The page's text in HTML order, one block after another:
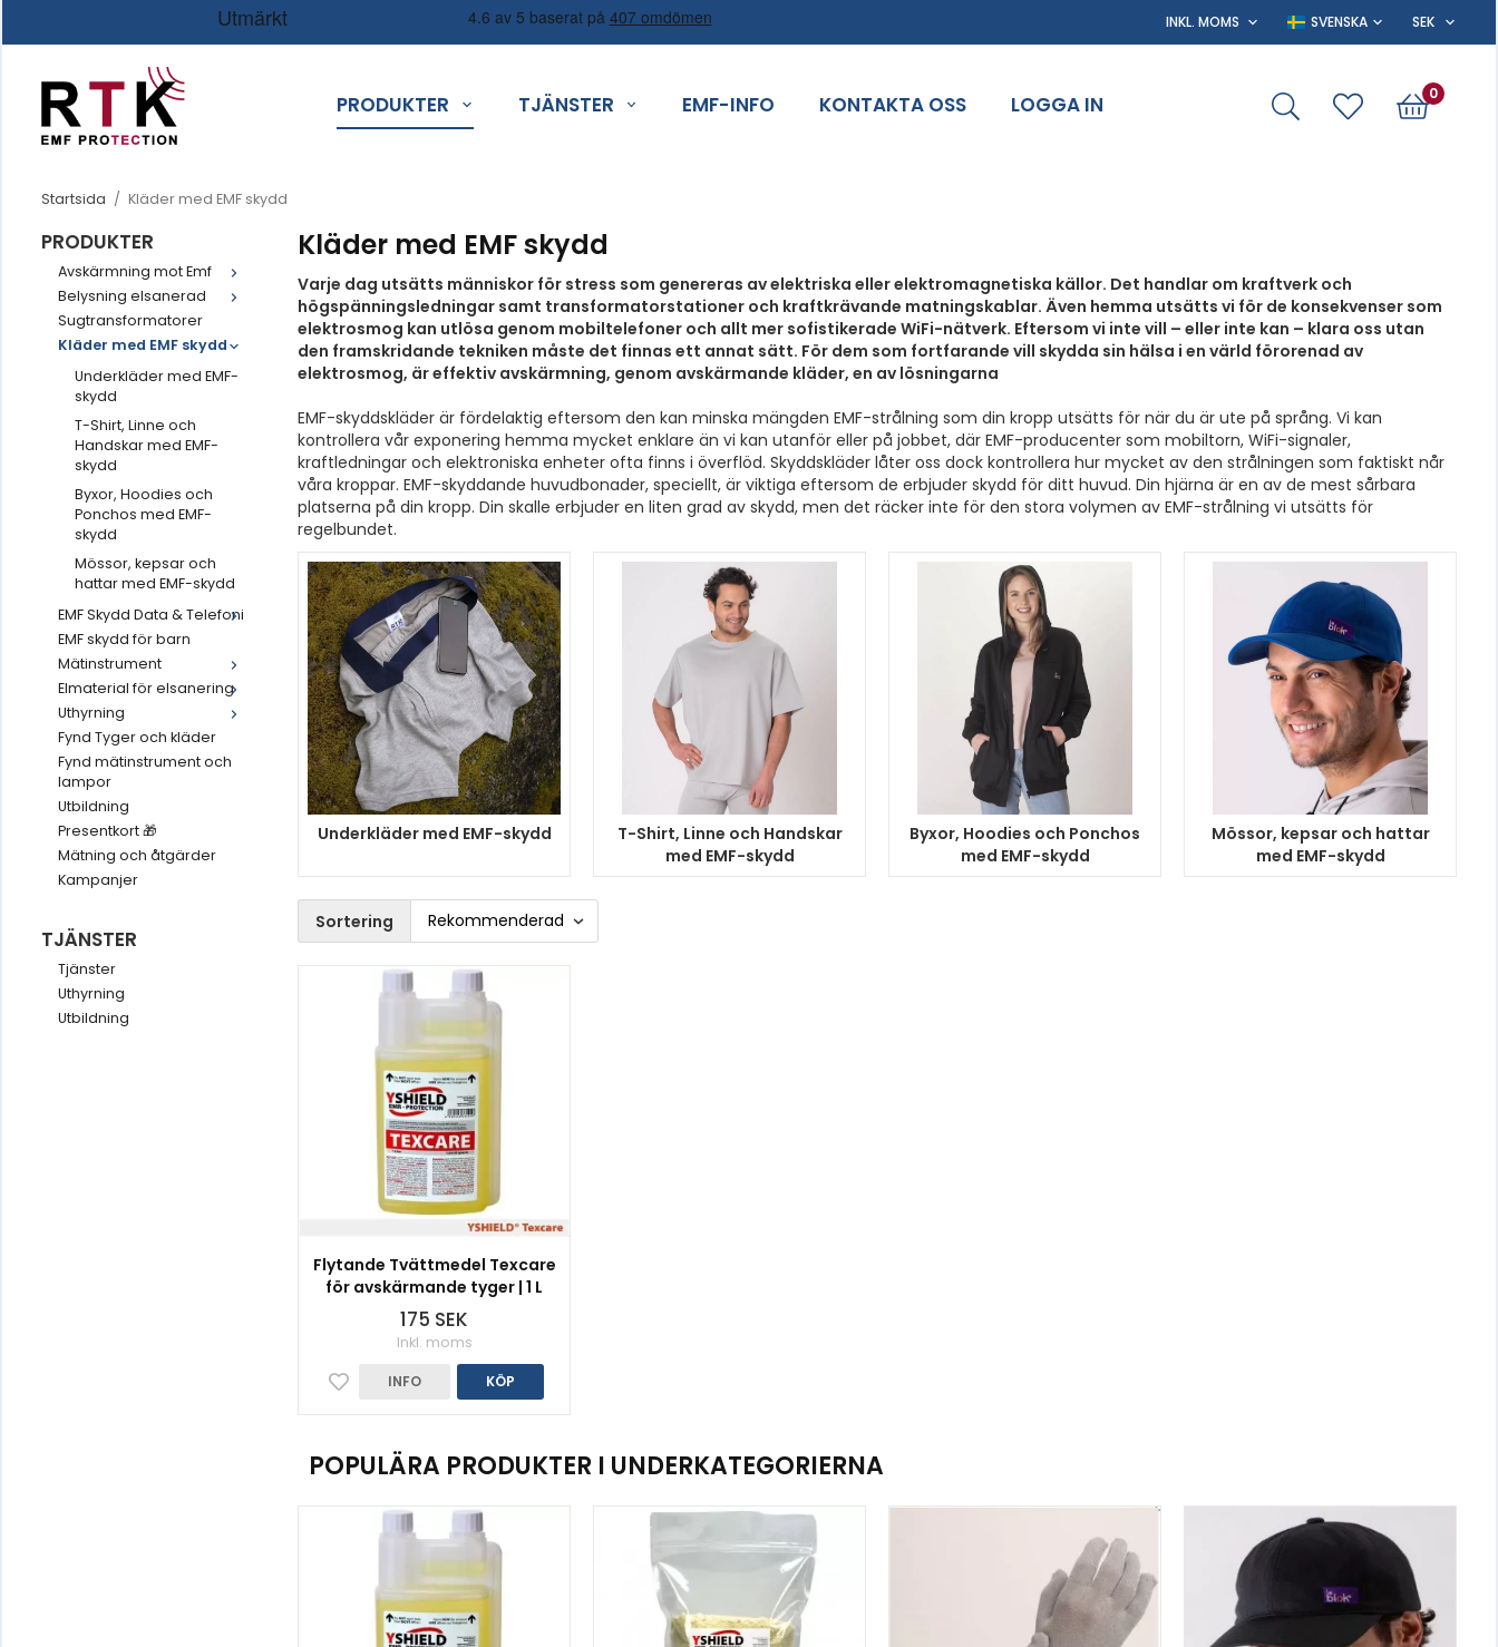
PRODUKTER TJÄNSTER EMF-INFO KONTAKTA OSS LOGGA IN 0
Startsida / Kläder med EMF skydd
PRODUKTER
Avskärmning mot Emf
Belysning elsanerad
Sugtransformatorer
Kläder med EMF skydd
Underkläder med EMF-
skydd
T-Shirt, Linne och
Handskar med EMF-
skydd
Byxor, Hoodies och
Ponchos med EMF-
skydd
Mössor, kepsar och
hattar med EMF-skydd
EMF Skydd Data & Telefoni
EMF skydd för barn
Mätinstrument
Elmaterial för elsanering
Uthyrning
Fynd Tyger och kläder
Fynd mätinstrument och
lampor
Utbildning
Presentkort 🎁
Mätning och åtgärder
Kampanjer
TJÄNSTER
Tjänster
Uthyrning
Utbildning
Kläder med EMF skydd
Varje dag utsätts människor för stress som genereras av elektriska eller elektromagnetiska källor. Det handlar om kraftverk och
högspänningsledningar samt transformatorstationer och kraftkrävande matningskablar. Även hemma utsätts vi för de konsekvenser som
elektrosmog kan utlösa genom mobiltelefoner och allt mer sofistikerade WiFi-nätverk. Eftersom vi inte vill – eller inte kan – klara oss utan
den framskridande tekniken måste det finnas ett annat sätt. För dem som fortfarande vill skydda sin hälsa i en värld förorenad av
elektrosmog, är effektiv avskärmning, genom avskärmande kläder, en av lösningarna
EMF-skyddskläder är fördelaktig eftersom den kan minska mängden EMF-strålning som din kropp utsätts för när du är ute på språng. Vi kan
kontrollera vår exponering hemma mycket enklare än vi kan utanför eller på jobbet, där EMF-producenter som mobiltorn, WiFi-signaler,
kraftledningar och elektroniska enheter ofta finns i överflöd. Skyddskläder låter oss dock kontrollera hur mycket av den strålningen som faktiskt når
våra kroppar. EMF-skyddande huvudbonader, speciellt, är viktiga eftersom de erbjuder skydd för ditt huvud. Din hjärna är en av de mest sårbara
platserna på din kropp. Din skalle erbjuder en liten grad av skydd, men det räcker inte för den stora volymen av EMF-strålning vi utsätts för
regelbundet.
Underkläder med EMF-skydd
T-Shirt, Linne och Handskar
med EMF-skydd
Byxor, Hoodies och Ponchos
med EMF-skydd
Mössor, kepsar och hattar
med EMF-skydd
Sortering
Flytande Tvättmedel Texcare
för avskärmande tyger | 1 L
175 SEK
Inkl. moms
INFO KÖP
POPULÄRA PRODUKTER I UNDERKATEGORIERNA